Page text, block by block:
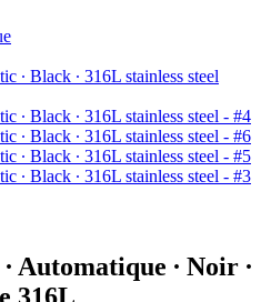
Automatique ∙ Noir ∙